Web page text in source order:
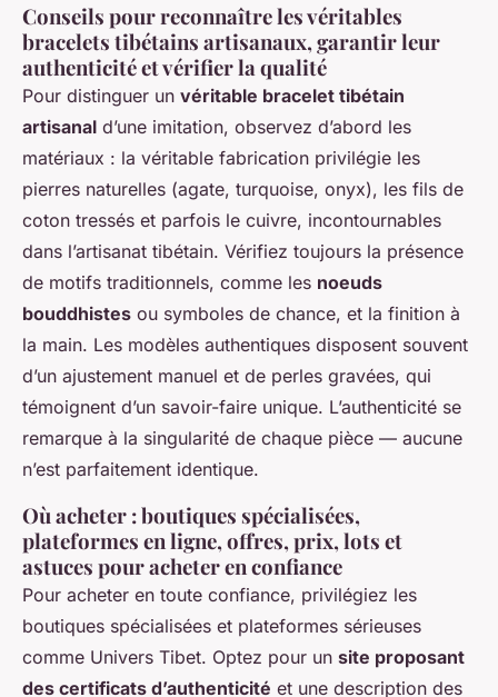
Conseils pour reconnaître les véritables
bracelets tibétains artisanaux, garantir leur
authenticité et vérifier la qualité
Pour distinguer un véritable bracelet tibétain
artisanal d’une imitation, observez d’abord les
matériaux : la véritable fabrication privilégie les
pierres naturelles (agate, turquoise, onyx), les fils de
coton tressés et parfois le cuivre, incontournables
dans l’artisanat tibétain. Vérifiez toujours la présence
de motifs traditionnels, comme les noeuds
bouddhistes ou symboles de chance, et la finition à
la main. Les modèles authentiques disposent souvent
d’un ajustement manuel et de perles gravées, qui
témoignent d’un savoir-faire unique. L’authenticité se
remarque à la singularité de chaque pièce — aucune
n’est parfaitement identique.
Où acheter : boutiques spécialisées,
plateformes en ligne, offres, prix, lots et
astuces pour acheter en confiance
Pour acheter en toute confiance, privilégiez les
boutiques spécialisées et plateformes sérieuses
comme Univers Tibet. Optez pour un site proposant
des certificats d’authenticité et une description des